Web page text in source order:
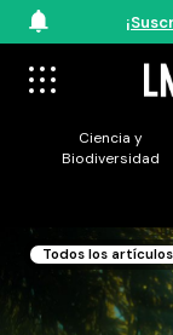
Ciencia y
Biodiversidad
Todos los artículos